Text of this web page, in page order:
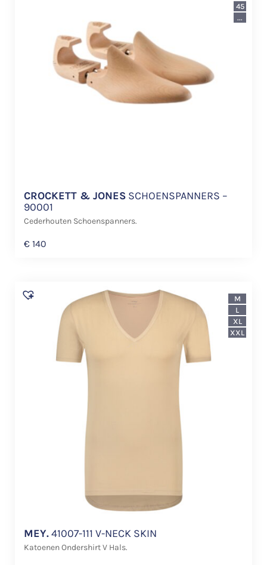
CROCKETT & JONES SCHOENSPANNERS –
90001
Cederhouten Schoenspanners.
€ 140
45
...
MEY.41007-111 V-NECK SKIN
Katoenen Ondershirt V Hals.
M
L
XL
XXL